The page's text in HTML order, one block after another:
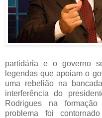
partidária e o governo
legendas que apoiam o
uma rebelião na
interferência do
Rodrigues na
problema foi